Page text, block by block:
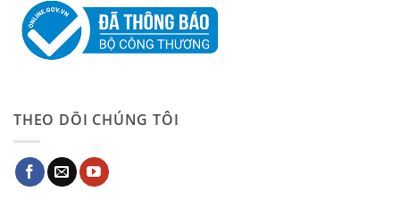
THEO DÕI CHÚNG TÔI